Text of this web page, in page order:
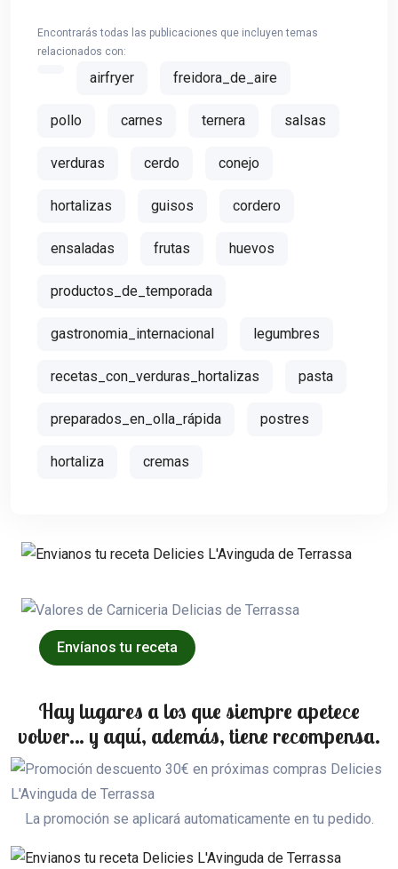
Encontrarás todas las publicaciones que incluyen temas
relacionados con:
airfryer freidora_de_aire
pollo carnes ternera salsas
verduras cerdo conejo
hortalizas guisos cordero
ensaladas frutas huevos
productos_de_temporada
gastronomia_internacional legumbres
recetas_con_verduras_hortalizas pasta
preparados_en_olla_rápida postres
hortaliza cremas
Envíanos tu receta
Hay lugares a los que siempre apetece
volver… y aquí, además, tiene recompensa.
La promoción se aplicará automaticamente en tu pedido.